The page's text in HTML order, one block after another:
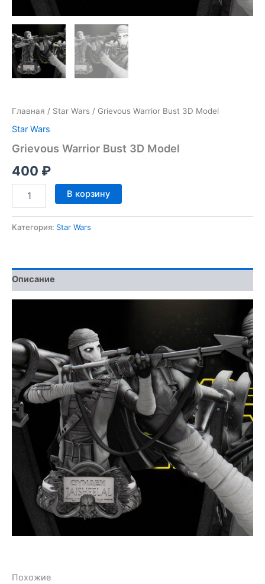
Главная / Star Wars / Grievous Warrior Bust 3D Model
Star Wars
Grievous Warrior Bust 3D Model
400 ₽
товара
Warrior
В корзину
Категория: Star Wars
Описание
Похожие